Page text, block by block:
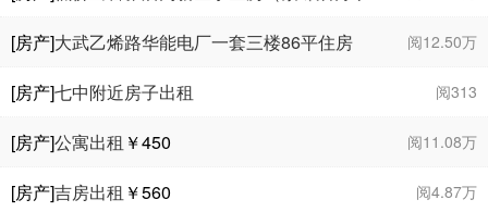
一中）
阅12.50万
[房产]大武乙烯路华能电厂一套三楼86平住房
出售
阅313
[房产]七中附近房子出租
阅11.08万
[房产]公寓出租 ￥450
阅4.87万
[房产]吉房出租 ￥560